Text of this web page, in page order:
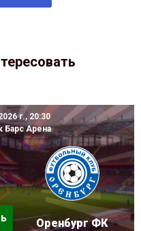
г., 20:30
Барс Арена
Оренбург ФК